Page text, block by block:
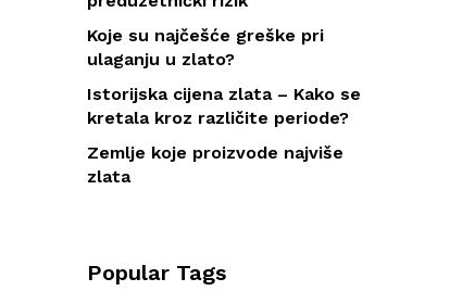
Koje su najčešće greške pri
ulaganju u zlato?
Istorijska cijena zlata – Kako se
kretala kroz različite periode?
Zemlje koje proizvode najviše
zlata
Popular Tags